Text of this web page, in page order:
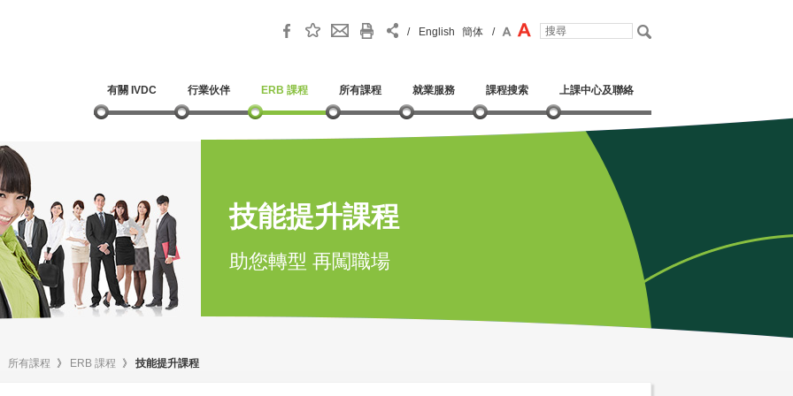
/ English 簡体 /
有關 IVDC 行業伙伴 ERB 課程 所有課程 就業服務 課程搜索 上課中心及聯絡
技能提升課程
助您轉型 再闖職場
所有課程 》 ERB 課程 》 技能提升課程